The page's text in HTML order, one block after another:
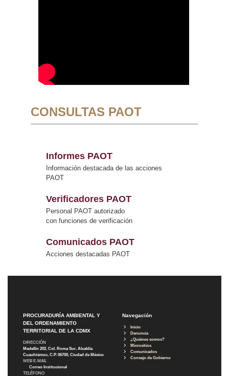
CONSULTAS PAOT
Informes PAOT
Información destacada de las acciones
PAOT
Verificadores PAOT
Personal PAOT autorizado
con funciones de verificación
Comunicados PAOT
Acciones destacadas PAOT
PROCURADURÍA AMBIENTAL Y
DEL ORDENAMIENTO
TERRITORIAL DE LA CDMX
DIRECCIÓN
Medellín 202, Col. Roma Sur, Alcaldía
Cuauhtémoc, C.P. 06700, Ciudad de México
WEB E-MAIL
Correo Institucional
TELÉFONO
Navegación
Inicio
Denuncia
¿Quiénes somos?
Micrositios
Comunicados
Consejo de Gobierno